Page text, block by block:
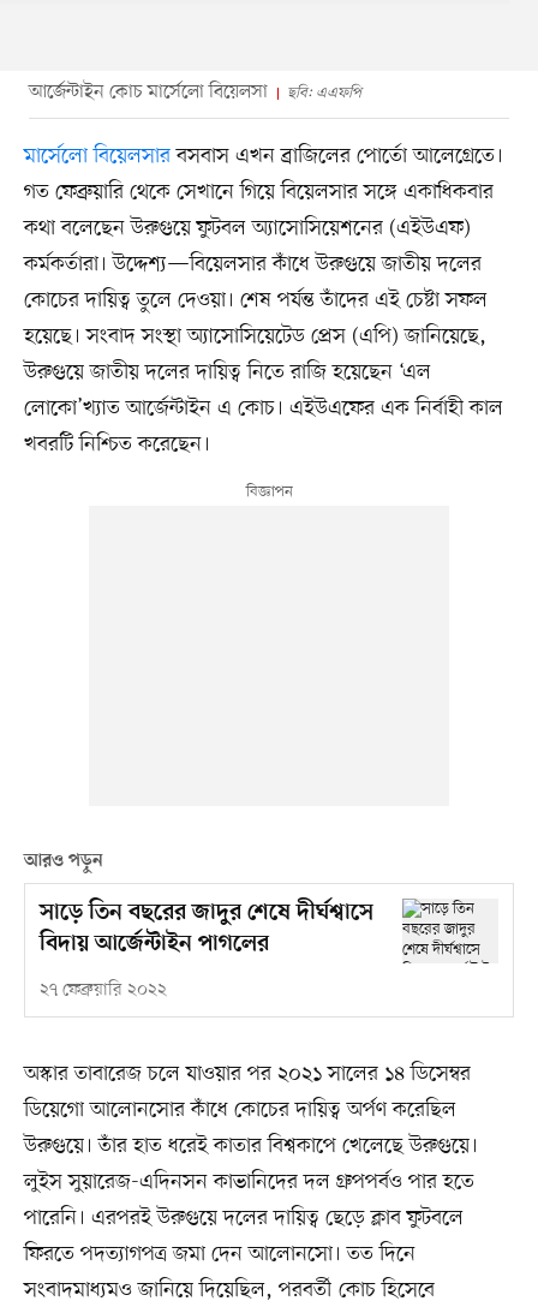
আর্জেন্টাইন কোচ মার্সেলো বিয়েলসা ছবি: এএফপি
মার্সেলো বিয়েলসারবসবাস এখন ব্রাজিলের পোর্তো আলেগ্রেতে।
গত ফেব্রুয়ারি থেকে সেখানে গিয়ে বিয়েলসার সঙ্গে একাধিকবার
কথা বলেছেন উরুগুয়ে ফুটবল অ্যাসোসিয়েশনের (এইউএফ)
কর্মকর্তারা। উদ্দেশ্য—বিয়েলসার কাঁধে উরুগুয়ে জাতীয় দলের
কোচের দায়িত্ব তুলে দেওয়া। শেষ পর্যন্ত তাঁদের এই চেষ্টা সফল
হয়েছে। সংবাদ সংস্থা অ্যাসোসিয়েটেড প্রেস (এপি) জানিয়েছে,
উরুগুয়ে জাতীয় দলের দায়িত্ব নিতে রাজি হয়েছেন ‘এল
লোকো’খ্যাত আর্জেন্টাইন এ কোচ। এইউএফের এক নির্বাহী কাল
খবরটি নিশ্চিত করেছেন।
আরও পড়ুন
সাড়ে তিন বছরের জাদুর শেষে দীর্ঘশ্বাসে
বিদায় আর্জেন্টাইন পাগলের
২৭ ফেব্রুয়ারি ২০২২
অস্কার তাবারেজ চলে যাওয়ার পর ২০২১ সালের ১৪ ডিসেম্বর
ডিয়েগো আলোনসোর কাঁধে কোচের দায়িত্ব অর্পণ করেছিল
উরুগুয়ে। তাঁর হাত ধরেই কাতার বিশ্বকাপে খেলেছে উরুগুয়ে।
লুইস সুয়ারেজ-এদিনসন কাভানিদের দল গ্রুপপর্বও পার হতে
পারেনি। এরপরই উরুগুয়ে দলের দায়িত্ব ছেড়ে ক্লাব ফুটবলে
ফিরতে পদত্যাগপত্র জমা দেন আলোনসো। তত দিনে
সংবাদমাধ্যমও জানিয়ে দিয়েছিল, পরবর্তী কোচ হিসেবে